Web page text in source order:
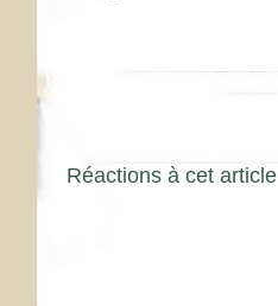
Réactions à cet article